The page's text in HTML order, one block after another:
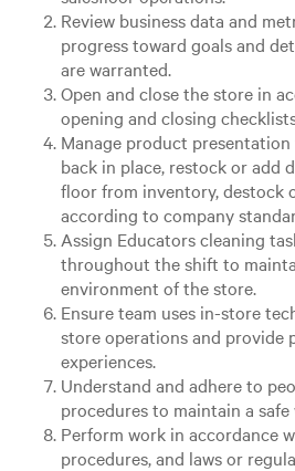
Review business data and
progress toward goals and
are warranted.
Open and close the store in
opening and closing
Manage product
back in place, restock or add
floor from inventory, destock
according to company
Assign Educators cleaning
throughout the shift to
environment of the store.
Ensure team uses in-store
store operations and provide
experiences.
Understand and adhere to
procedures to maintain a
Perform work in accordance
procedures, and laws or